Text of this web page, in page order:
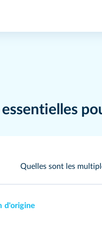
Quelles sont les
d'origine